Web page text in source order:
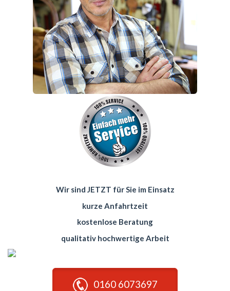
Wir sind JETZT für Sie im Einsatz
kurze Anfahrtzeit
kostenlose Beratung
qualitativ hochwertige Arbeit
0160 6073697